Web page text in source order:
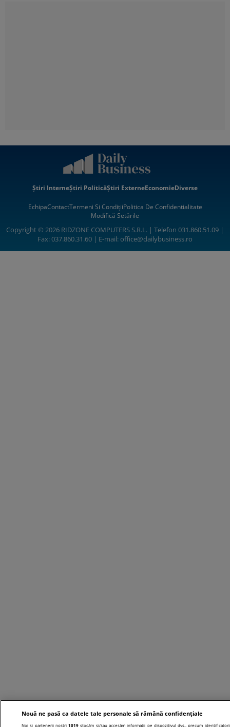
Știri InterneȘtiri PoliticăȘtiri ExterneEconomieDiverse
EchipaContactTermeni Si CondițiiPolitica De Confidentialitate
Modifică Setările
Copyright © 2026 RIDZONE COMPUTERS S.R.L. | Telefon 031.860.51.09 |
Fax: 037.860.31.60 | E-mail:office@dailybusiness.ro
Nouă ne pasă ca datele tale personale să rămână confidențiale
Noi și partenerii noștri1019 stocăm și/sau accesăm informații pe dispozitivul dvs., precum